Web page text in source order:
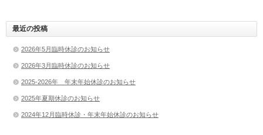
最近の投稿
2026年5月臨時休診のお知らせ
2026年3月臨時休診のお知らせ
2025-2026年 年末年始休診のお知らせ
2025年夏期休診のお知らせ
2024年12月臨時休診・年末年始休診のお知らせ